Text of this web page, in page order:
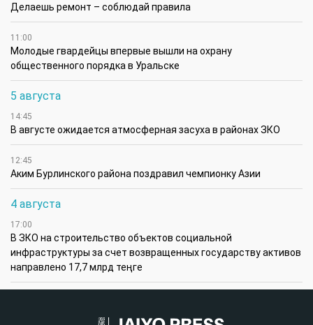
Делаешь ремонт – соблюдай правила
11:00
Молодые гвардейцы впервые вышли на охрану
общественного порядка в Уральске
5 августа
14:45
В августе ожидается атмосферная засуха в районах ЗКО
12:45
Аким Бурлинского района поздравил чемпионку Азии
4 августа
17:00
В ЗКО на строительство объектов социальной
инфраструктуры за счет возвращенных государству активов
направлено 17,7 млрд теңге